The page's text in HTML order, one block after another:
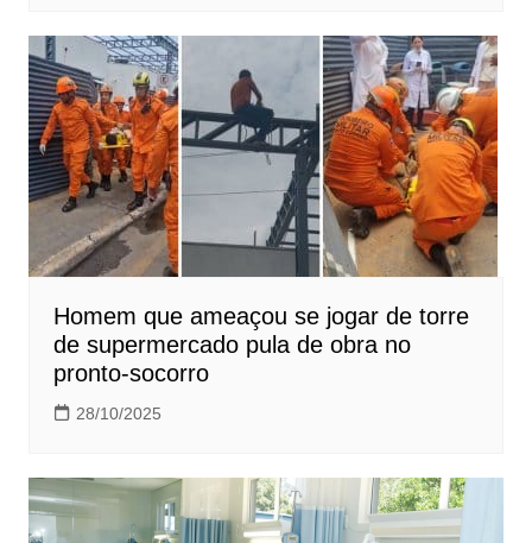
Homem que ameaçou se jogar de torre
de supermercado pula de obra no
pronto-socorro
28/10/2025